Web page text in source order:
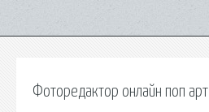
Фоторедактор онлайн поп арт